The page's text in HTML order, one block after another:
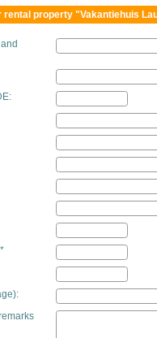
rental property "Vakantiehuis